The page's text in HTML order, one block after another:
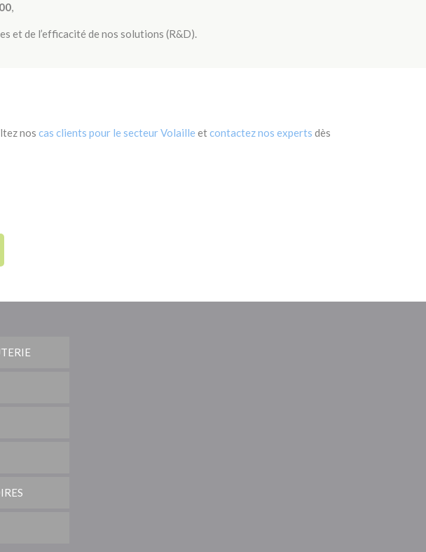
,
et de l’efficacité de nos solutions (R&D).
noscas clients pour le secteur Volaille etcontactez nos experts dès